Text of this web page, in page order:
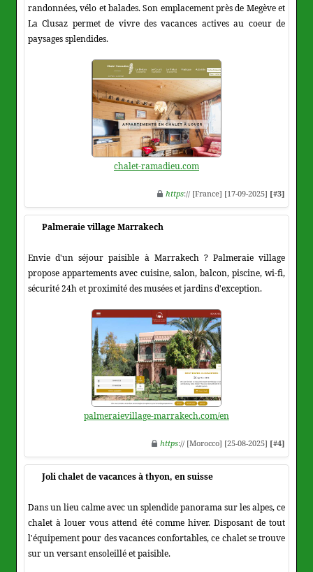
randonnées, vélo et balades. Son emplacement près de Megève et
La Clusaz permet de vivre des vacances actives au coeur de
paysages splendides.
chalet-ramadieu.com
https:// [France] [17-09-2025] [#3]
Palmeraie village Marrakech
Envie d'un séjour paisible à Marrakech ? Palmeraie village
propose appartements avec cuisine, salon, balcon, piscine, wi-fi,
sécurité 24h et proximité des musées et jardins d'exception.
palmeraievillage-marrakech.com/en
https:// [Morocco] [25-08-2025] [#4]
Joli chalet de vacances à thyon, en suisse
Dans un lieu calme avec un splendide panorama sur les alpes, ce
chalet à louer vous attend été comme hiver. Disposant de tout
l'équipement pour des vacances confortables, ce chalet se trouve
sur un versant ensoleillé et paisible.